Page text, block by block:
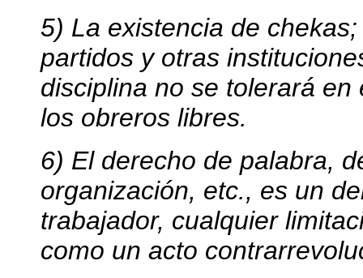
5) La existencia de
partidos y otras
disciplina no se tolerará
los obreros libres.
6) El derecho de palabra,
organización, etc., es un
trabajador, cualquier
como un acto